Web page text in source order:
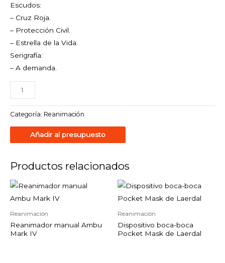
Escudos:
– Cruz Roja.
– Protección Civil.
– Estrella de la Vida.
Serigrafía:
– A demanda.
Categoría: Reanimación
Añadir al presupuesto
Productos relacionados
Reanimación
Reanimador manual Ambu
Mark IV
Reanimación
Dispositivo boca-boca
Pocket Mask de Laerdal